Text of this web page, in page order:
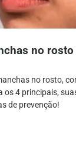
no rosto
no rosto,
os 4 principais,
de prevenção!